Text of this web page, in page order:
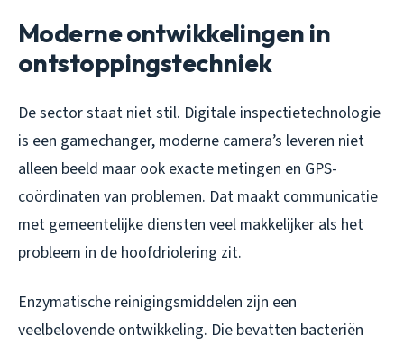
Moderne ontwikkelingen in
ontstoppingstechniek
De sector staat niet stil. Digitale inspectietechnologie
is een gamechanger, moderne camera’s leveren niet
alleen beeld maar ook exacte metingen en GPS-
coördinaten van problemen. Dat maakt communicatie
met gemeentelijke diensten veel makkelijker als het
probleem in de hoofdriolering zit.
Enzymatische reinigingsmiddelen zijn een
veelbelovende ontwikkeling. Die bevatten bacteriën